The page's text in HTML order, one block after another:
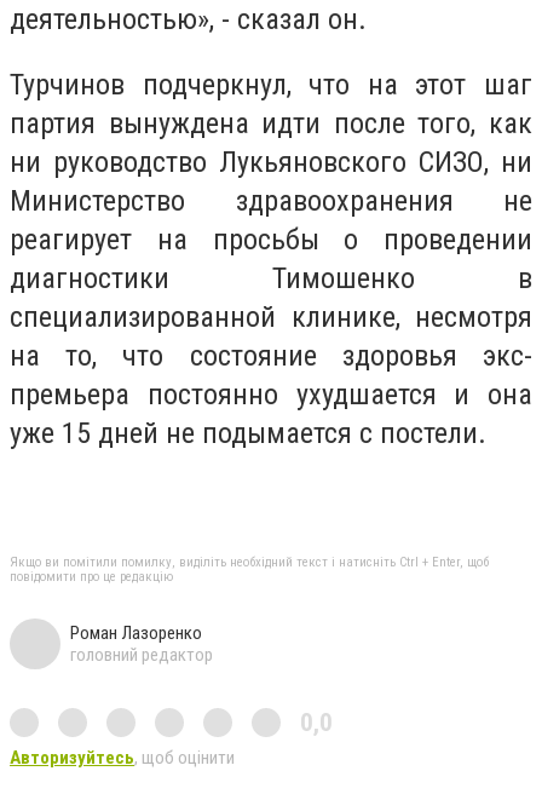
деятельностью», - сказал он.
Турчинов подчеркнул, что на этот шаг
партия вынуждена идти после того, как
ни руководство Лукьяновского СИЗО, ни
Министерство здравоохранения не
реагирует на просьбы о проведении
диагностики Тимошенко в
специализированной клинике, несмотря
на то, что состояние здоровья экс-
премьера постоянно ухудшается и она
уже 15 дней не подымается с постели.
Якщо ви помітили помилку, виділіть необхідний текст і натисніть Ctrl + Enter, щоб
повідомити про це редакцію
Роман Лазоренко
головний редактор
0,0
Авторизуйтесь, щоб оцінити